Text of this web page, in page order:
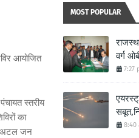
आयोजित
स्तरीय
का
अटल जन
MOST POPULAR
वर्ग
7:27
8:40